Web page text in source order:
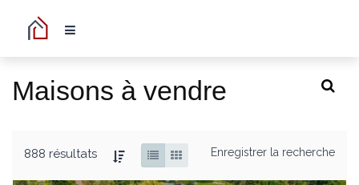
Maisons à vendre
888 résultats Enregistrer la recherche